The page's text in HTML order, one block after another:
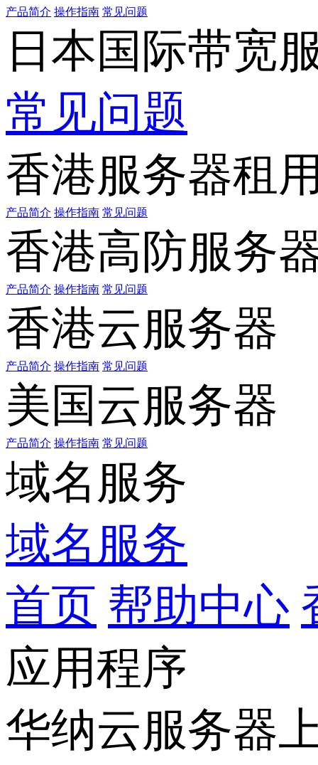
产品简介 操作指南 常见问题
日本国际带宽
常见问题
香港服务器租
产品简介 操作指南 常见问题
香港高防服务
产品简介 操作指南 常见问题
香港云服务器
产品简介 操作指南 常见问题
美国云服务器
产品简介 操作指南 常见问题
域名服务
域名服务
首页 帮助中心
应用程序
华纳云服务器